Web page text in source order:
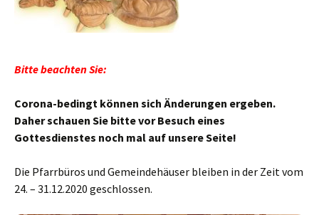
Bitte beachten Sie:
Corona-bedingt können sich Änderungen ergeben.
Daher schauen Sie bitte vor Besuch eines
Gottesdienstes noch mal auf unsere Seite!
Die Pfarrbüros und Gemeindehäuser bleiben in der Zeit vom
24. – 31.12.2020 geschlossen.